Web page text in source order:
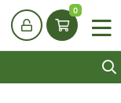
0